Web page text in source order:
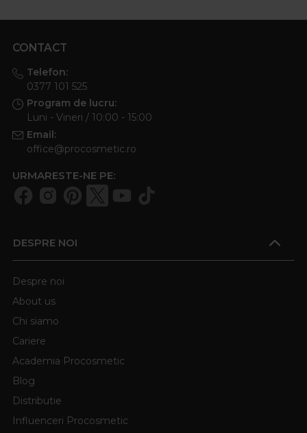
CONTACT
Telefon:
0377 101 525
Program de lucru:
Luni - Vineri / 10:00 - 15:00
Email:
office@procosmetic.ro
URMARESTE-NE PE:
DESPRE NOI
Despre noi
About us
Chi siamo
Cariere
Academia Procosmetic
Blog
Distributie
Influenceri Procosmetic